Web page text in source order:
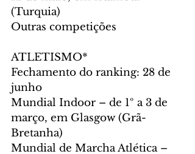
(Turquia)
Outras competições
ATLETISMO*
Fechamento do ranking: 28 de
junho
Mundial Indoor – de 1º a 3 de
março, em Glasgow (Grã-
Bretanha)
Mundial de Marcha Atlética –